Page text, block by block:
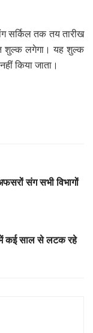
सर्किल तक तय तारीख
शुल्क लगेगा। यह शुल्क
किया जाता।
संग सभी विभागों
में कई साल से लटक रहे